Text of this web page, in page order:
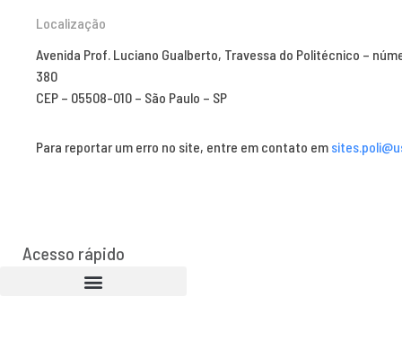
Localização
Avenida Prof. Luciano Gualberto, Travessa do Politécnico –
380
CEP – 05508-010 – São Paulo – SP
Para reportar um erro no site, entre em contato em
Acesso rápido